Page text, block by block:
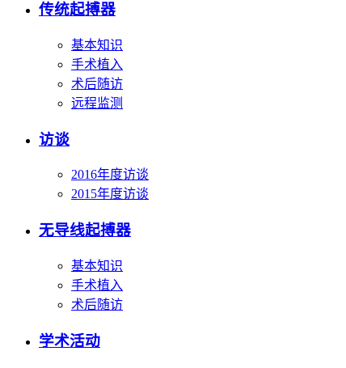
传统起搏器
基本知识
手术植入
术后随访
远程监测
访谈
2016年度访谈
2015年度访谈
无导线起搏器
基本知识
手术植入
术后随访
学术活动